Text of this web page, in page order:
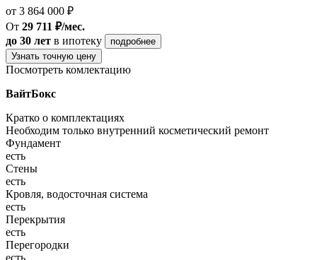
от 3 864 000 ₽
От 29 711 ₽/мес.
до 30 лет в ипотеку
подробнее
Узнать точную цену
Посмотреть комлектацию
ВайтБокс
Кратко о комплектациях
Необходим только внутренний косметический ремонт
Фундамент
есть
Стены
есть
Кровля, водосточная система
есть
Перекрытия
есть
Перегородки
есть